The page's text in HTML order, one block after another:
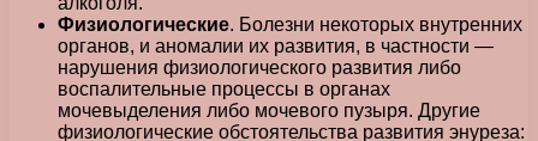
Физиологические. Болезни некоторых внутренних
органов, и аномалии их развития, в частности —
нарушения физиологического развития либо
воспалительные процессы в органах
мочевыделения либо мочевого пузыря. Другие
физиологические обстоятельства развития энуреза: